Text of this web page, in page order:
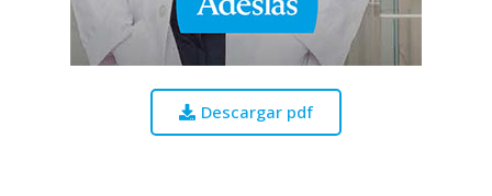
Descargar pdf